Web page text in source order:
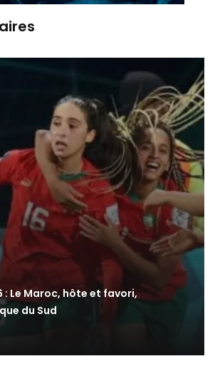
: Le Maroc, hôte et favori,
du Sud